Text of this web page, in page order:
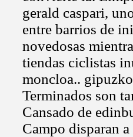
gerald caspari,
entre barrios de
novedosas
tiendas ciclistas
moncloa..
Terminados son
Cansado de
Campo disparan